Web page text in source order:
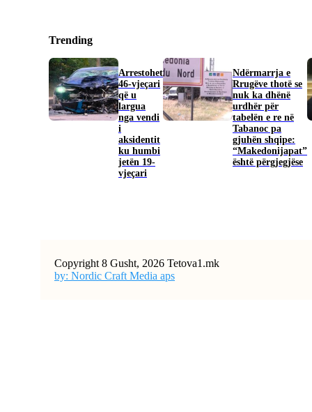
Trending
Arrestohet
46-vjeçari
që u
largua
nga vendi
i
aksidentit
ku humbi
jetën 19-
vjeçari
Ndërmarrja e
Rrugëve thotë se
nuk ka dhënë
urdhër për
tabelën e re në
Tabanoc pa
gjuhën shqipe:
“Makedonijapat”
është përgjegjëse
Copyright 8 Gusht, 2026 Tetova1.mk
by: Nordic Craft Media aps